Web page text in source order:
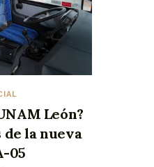
León?
de la nueva
05